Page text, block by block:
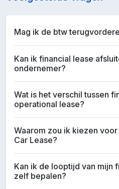
Mag ik de btw
Kan ik financial lease
ondernemer?
Wat is het verschil tussen
operational lease?
Waarom zou ik kiezen
Car Lease?
Kan ik de looptijd van mijn
zelf bepalen?